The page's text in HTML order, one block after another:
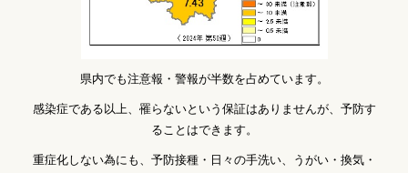
県内でも注意報・警報が半数を占めています。
感染症である以上、罹らないという保証はありませんが、 予防す
ることはできます。
重症化しない為にも、予防接種・日々の手洗い、うがい・換気・